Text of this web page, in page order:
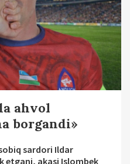
ahvol
borgandi»
sardori Ildar
etgani, akasi Islombek